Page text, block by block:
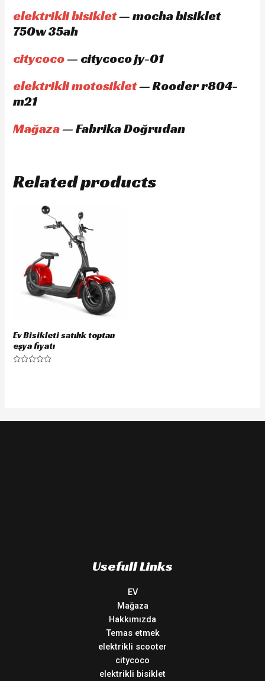
elektrikli bisiklet— mocha bisiklet
750w 35ah
citycoco— citycoco jy-01
elektrikli motosiklet— Rooder r804-
m21
Mağaza— Fabrika Doğrudan
Related products
Ev Bisikleti satılık toptan
eşya fiyatı
Usefull Links
EV
Mağaza
Hakkımızda
Temas etmek
elektrikli scooter
citycoco
elektrikli bisiklet